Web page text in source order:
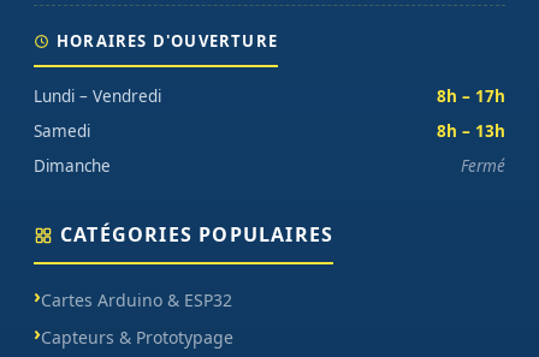
HORAIRES D'OUVERTURE
Lundi – Vendredi
8h – 17h
Samedi
8h – 13h
Dimanche
Fermé
CATÉGORIES POPULAIRES
Cartes Arduino & ESP32
Capteurs & Prototypage